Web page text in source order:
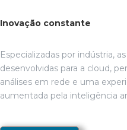
Inovação constante
Especializadas por indústria,
desenvolvidas para a cloud,
análises em rede e uma
aumentada pela inteligência